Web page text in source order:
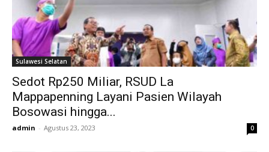
Sulawesi Selatan
Sedot Rp250 Miliar, RSUD La
Mappapenning Layani Pasien Wilayah
Bosowasi hingga...
admin - Agustus 23, 2023 0